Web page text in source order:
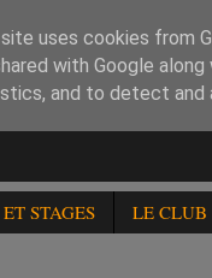
STAGES LE CLUB
uses cookies from
with Google
and to detect and